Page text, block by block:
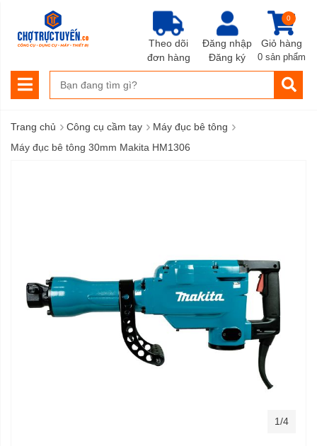
Đăng nhập
Đăng ký
Giỏ hàng
0
0 sản phẩm
Theo dõi
đơn hàng
Trang chủ › Công cụ cầm tay › Máy đục bê tông ›
Máy đục bê tông 30mm Makita HM1306
1/4